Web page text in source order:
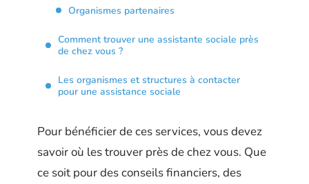
Organismes partenaires
Comment trouver une assistante sociale près
de chez vous ?
Les organismes et structures à contacter
pour une assistance sociale
Pour bénéficier de ces services, vous devez
savoir où les trouver près de chez vous. Que
ce soit pour des conseils financiers, des